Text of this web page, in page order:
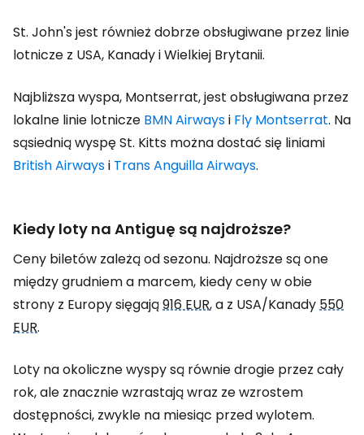
St. John's jest również dobrze obsługiwane przez linie
lotnicze z USA, Kanady i Wielkiej Brytanii.
Najbliższa wyspa, Montserrat, jest obsługiwana przez
lokalne linie lotnicze BMN Airwaysi Fly Montserrat. Na
sąsiednią wyspę St. Kitts można dostać się liniami
British Airwaysi Trans Anguilla Airways.
Kiedy loty na Antiguę są najdroższe?
Ceny biletów zależą od sezonu. Najdroższe są one
między grudniem a marcem, kiedy ceny w obie
strony z Europy sięgają916 EUR, a z USA/Kanady550
EUR.
Loty na okoliczne wyspy są równie drogie przez cały
rok, ale znacznie wzrastają wraz ze wzrostem
dostępności, zwykle na miesiąc przed wylotem.